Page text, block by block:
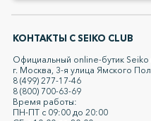
КОНТАКТЫ С SEIKO СLUB
Официальный online-бутик Seiko
г. Москва, 3-я улица Ямского
8 (499) 277-17-46
8 (800) 700-63-69
Время работы:
ПН-ПТ с 09:00 до 20:00